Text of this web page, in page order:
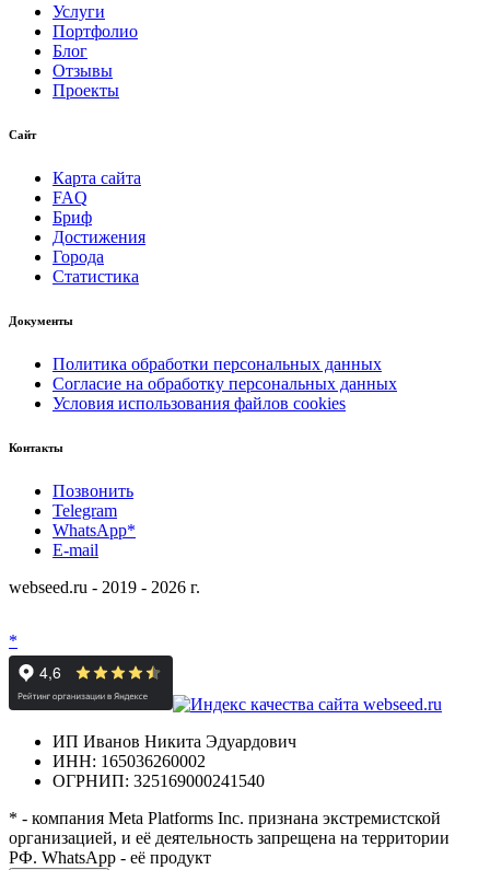
Услуги
Портфолио
Блог
Отзывы
Проекты
Сайт
Карта сайта
FAQ
Бриф
Достижения
Города
Статистика
Документы
Политика обработки персональных данных
Согласие на обработку персональных данных
Условия использования файлов cookies
Контакты
Позвонить
Telegram
WhatsApp*
E-mail
webseed.ru - 2019 - 2026 г.
*
ИП Иванов Никита Эдуардович
ИНН: 165036260002
ОГРНИП: 325169000241540
* - компания Meta Platforms Inc. признана экстремистской
организацией, и её деятельность запрещена на территории
РФ. WhatsApp - её продукт